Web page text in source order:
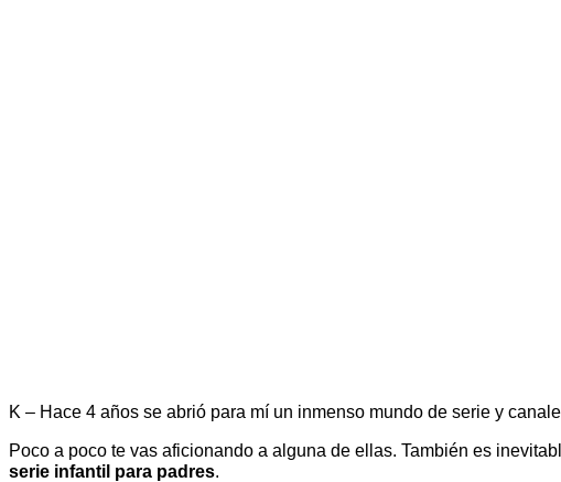
K – Hace 4 años se abrió para mí un inmenso mundo de serie y
Poco a poco te vas aficionando a alguna de ellas. También es
serie infantil para padres.